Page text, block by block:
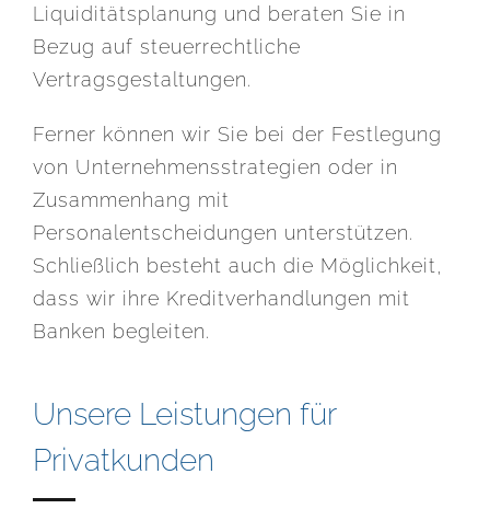
Liquiditätsplanung und beraten Sie in
Bezug auf steuerrechtliche
Vertragsgestaltungen.
Ferner können wir Sie bei der Festlegung
von Unternehmensstrategien oder in
Zusammenhang mit
Personalentscheidungen unterstützen.
Schließlich besteht auch die Möglichkeit,
dass wir ihre Kreditverhandlungen mit
Banken begleiten.
Unsere Leistungen für
Privatkunden